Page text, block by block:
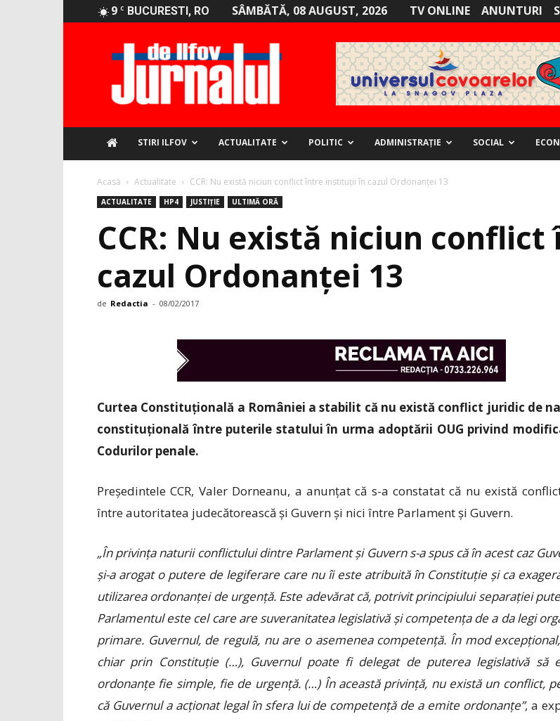
9 C BUCURESTI, RO SÂMBĂTĂ, 08 AUGUST, 2026 TV ONLINE ANUNTURI
STIRI ILFOV ACTUALITATE POLITIC ADMINISTRAȚIE SOCIAL
Acasă Actualitate CCR: Nu există niciun conflict între instituții în cazul Ordonanței 13
ACTUALITATE HP4 JUSTIȚIE ULTIMĂ ORĂ
CCR: Nu există niciun
cazul Ordonanței 13
de Redactia - 08/02/2017
Curtea Constituțională a României a stabilit că nu există conflict juridic de
constituțională între puterile statului în urma adoptării OUG privind
Codurilor penale.
Președintele CCR, Valer Dorneanu, a anunțat că s-a constatat că nu există
între autoritatea judecătorească și Guvern și nici între Parlament și Guvern.
„În privința naturii conflictului dintre Parlament și Guvern s-a spus că în acest caz
și-a arogat o putere de legiferare care nu îi este atribuită în Constituție și ca
utilizarea ordonanței de urgență. Este adevărat că, potrivit principiului separației
Parlamentul este cel care are suveranitatea legislativă și competența de a da legi
primare. Guvernul, de regulă, nu are o asemenea competență. În mod
chiar prin Constituție (…), Guvernul poate fi delegat de puterea legislativă să
ordonanțe fie simple, fie de urgență. (…) În această privință, nu există un conflict,
că Guvernul a acționat legal în sfera lui de competență de a emite ordonanțe”, a